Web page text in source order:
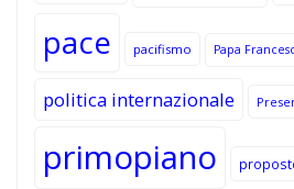
pace pacifismo Papa
politica internazionale
primopiano